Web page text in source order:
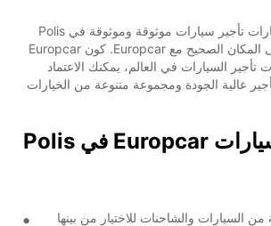
إذا كنت تبحث عن خيارات تأجير سيارات موثوقة وموثوقة في Polis
Latsi، فقد وصلت إلى المكان الصحيح مع Europcar. كون Europcar
السيارات في العالم، يمكنك الاعتماد
عالية الجودة ومجموعة متنوعة من الخيارات
مزايا تأجير سيارات Europcar في Polis
السيارات والشاحنات للاختيار من بينها